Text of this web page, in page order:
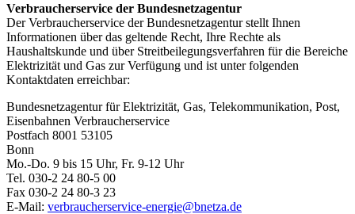
Verbraucherservice der Bundesnetzagentur
Der Verbraucherservice der Bundesnetzagentur stellt Ihnen
Informationen über das geltende Recht, Ihre Rechte als
Haushaltskunde und über Streitbeilegungsverfahren für die Bereiche
Elektrizität und Gas zur Verfügung und ist unter folgenden
Kontaktdaten erreichbar:
Bundesnetzagentur für Elektrizität, Gas, Telekommunikation, Post,
Eisenbahnen Verbraucherservice
Postfach 8001 53105
Bonn
Mo.-Do. 9 bis 15 Uhr, Fr. 9-12 Uhr
Tel. 030-2 24 80-5 00
Fax 030-2 24 80-3 23
E-Mail: verbraucherservice-energie@bnetza.de